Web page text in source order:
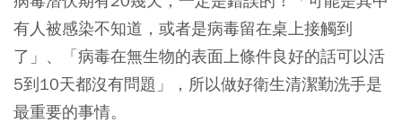
有人被感染不知道，或者是病毒留在桌上接觸到
了」、「病毒在無生物的表面上條件良好的話可以活
5到10天都沒有問題」，所以做好衛生清潔勤洗手是
最重要的事情。